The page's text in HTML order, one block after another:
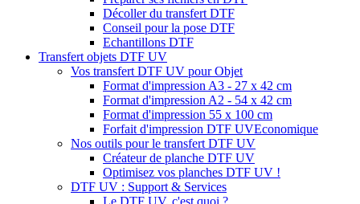
Décoller du transfert DTF
Conseil pour la pose DTF
Echantillons DTF
Transfert objets DTF UV
Vos transfert DTF UV pour Objet
Format d'impression A3 - 27 x 42 cm
Format d'impression A2 - 54 x 42 cm
Format d'impression 55 x 100 cm
Forfait d'impression DTF UVEconomique
Nos outils pour le transfert DTF UV
Créateur de planche DTF UV
Optimisez vos planches DTF UV !
DTF UV : Support & Services